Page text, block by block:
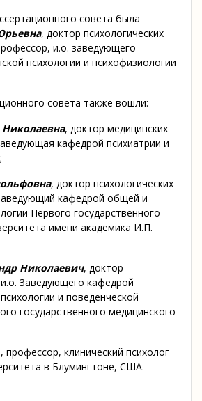
совета была
, доктор психологических
и.о. заведующего
психологии и психофизиологии
совета также вошли:
Николаевна, доктор медицинских
кафедрой психиатрии и
, доктор психологических
кафедрой общей и
Первого государственного
имени академика И.П.
Николаевич, доктор
Заведующего кафедрой
и поведенческой
государственного медицинского
профессор, клинический психолог
в Блумингтоне, США.